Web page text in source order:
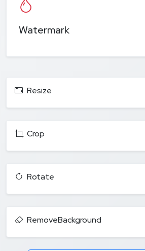
Watermark
Resize
Crop
Rotate
RemoveBackground